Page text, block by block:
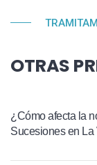
OTRAS
¿Cómo afecta la
Sucesiones en La